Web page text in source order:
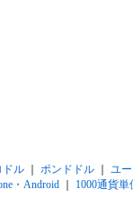
ドル｜ ポンドドル｜ ユ
・Android 1000通貨単